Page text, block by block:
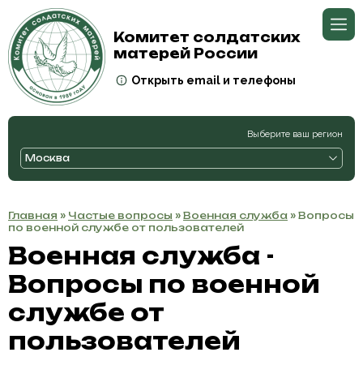
Комитет солдатских
матерей России
Открыть email и телефоны
Выберите ваш регион
Москва
Главная » Частые вопросы » Военная служба » Вопросы
по военной службе от пользователей
Военная служба -
Вопросы по военной
службе от
пользователей